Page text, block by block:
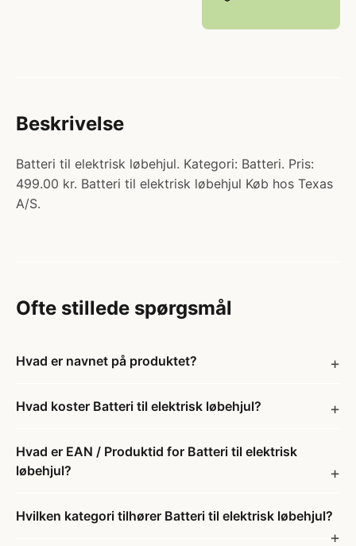
Beskrivelse
Batteri til elektrisk løbehjul. Kategori: Batteri. Pris:
499.00 kr. Batteri til elektrisk løbehjul Køb hos Texas
A/S.
Ofte stillede spørgsmål
Hvad er navnet på produktet?
Hvad koster Batteri til elektrisk løbehjul?
Hvad er EAN / Produktid for Batteri til elektrisk
løbehjul?
Hvilken kategori tilhører Batteri til elektrisk løbehjul?